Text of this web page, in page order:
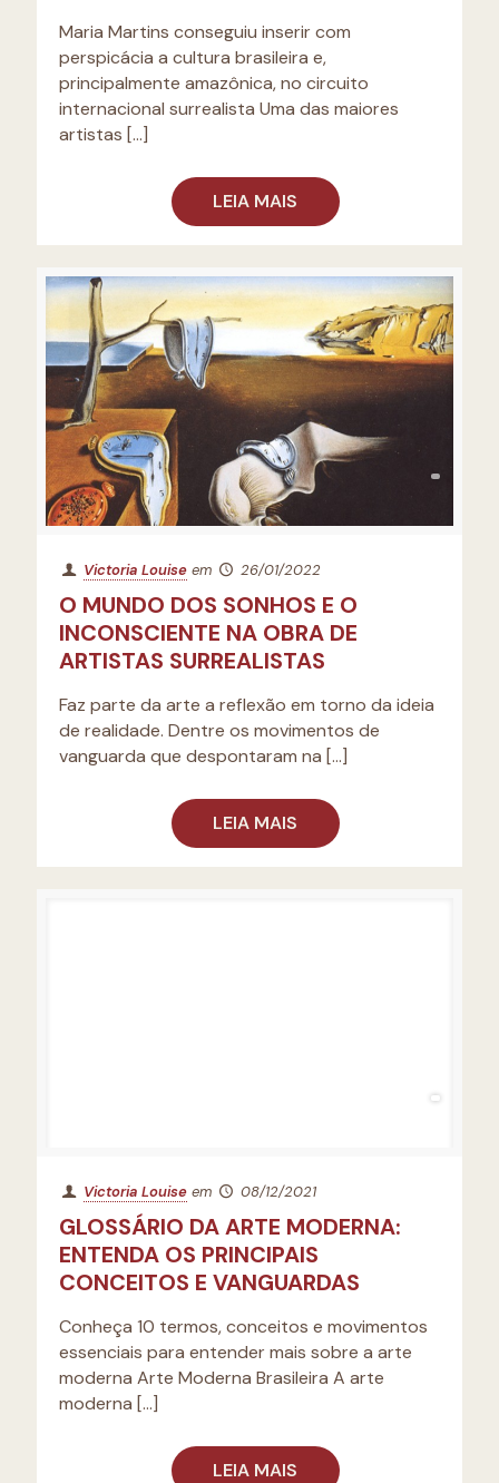
Maria Martins conseguiu inserir com
perspicácia a cultura brasileira e,
principalmente amazônica, no circuito
internacional surrealista Uma das maiores
artistas […]
LEIA MAIS
Victoria Louise em 26/01/2022
O MUNDO DOS SONHOS E O
INCONSCIENTE NA OBRA DE
ARTISTAS SURREALISTAS
Faz parte da arte a reflexão em torno da ideia
de realidade. Dentre os movimentos de
vanguarda que despontaram na […]
LEIA MAIS
Victoria Louise em 08/12/2021
GLOSSÁRIO DA ARTE MODERNA:
ENTENDA OS PRINCIPAIS
CONCEITOS E VANGUARDAS
Conheça 10 termos, conceitos e movimentos
essenciais para entender mais sobre a arte
moderna Arte Moderna Brasileira A arte
moderna […]
LEIA MAIS